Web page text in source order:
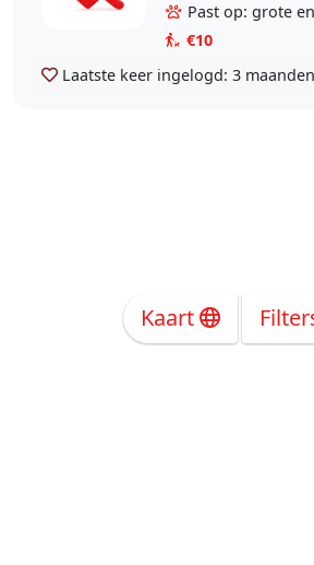
Past op: grote
€10
Laatste keer ingelogd: 3
Kaart